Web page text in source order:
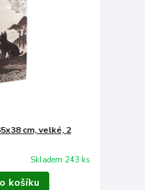
cm, velké, 2
Skladem 243 ks
košíku